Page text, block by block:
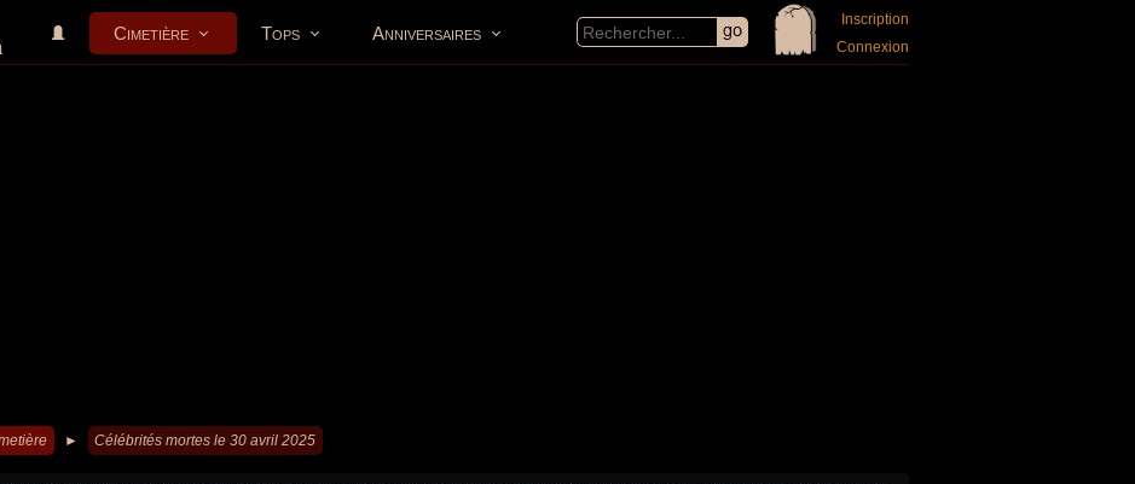
Cimetière Tops Anniversaires
Inscription
Connexion
► Célébrités mortes le 30 avril 2025